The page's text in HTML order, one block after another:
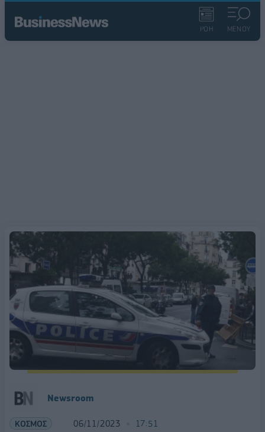
ΡΟΗ ΜΕΝΟΥ
Newsroom
ΚΟΣΜΟΣ 06/11/2023 17:51